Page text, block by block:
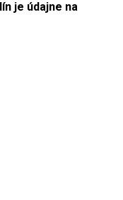
je údajne na